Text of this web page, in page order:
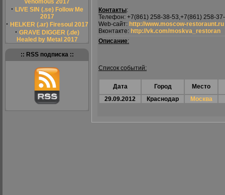
Venomous 2017
· LIVE SIN (.se) Follow Me
2017
· HELKER (.ar) Firesoul 2017
· GRAVE DIGGER (.de)
Healed by Metal 2017
:: RSS подписка ::
Контакты:
Телефон: +7(861) 258-38-53,+7(861) 258-
Web-сайт: http://www.moscow-restoraunt.ru
Вконтакте: http://vk.com/moskva_restoran
Описание:
Список событий:
Дата Город
Место
29.09.2012
Краснодар Москва